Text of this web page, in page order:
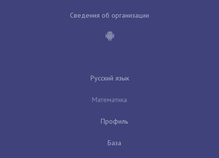
Сведения об организации
Русский язык
Математика
Профиль
База